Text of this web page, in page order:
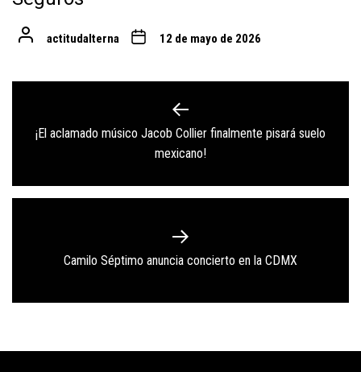
actitudalterna 12 de mayo de 2026
Previous
post:
¡El aclamado músico Jacob Collier finalmente pisará suelo
mexicano!
Next
Camilo Séptimo anuncia concierto en la CDMX